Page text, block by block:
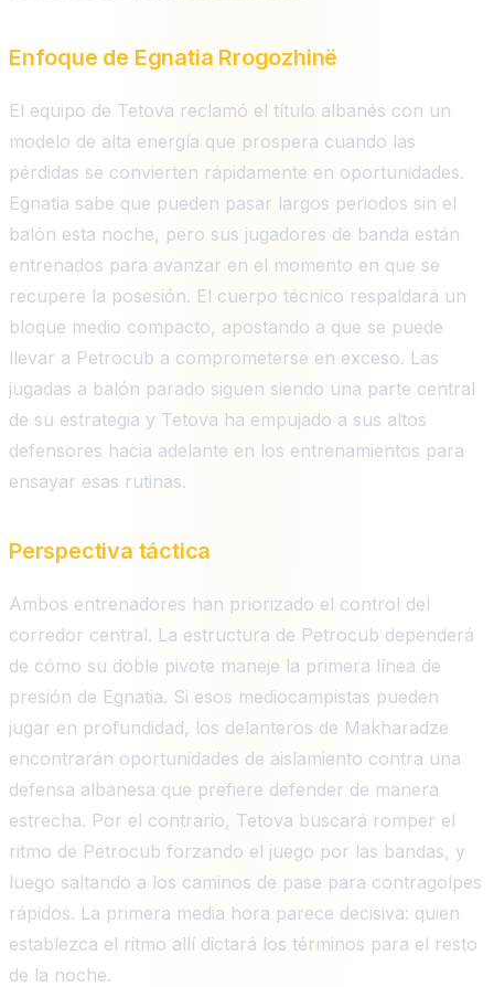
Enfoque de Egnatia Rrogozhinë
El equipo de Tetova reclamó el título albanés con un
modelo de alta energía que prospera cuando las
pérdidas se convierten rápidamente en oportunidades.
Egnatia sabe que pueden pasar largos periodos sin el
balón esta noche, pero sus jugadores de banda están
entrenados para avanzar en el momento en que se
recupere la posesión. El cuerpo técnico respaldará un
bloque medio compacto, apostando a que se puede
llevar a Petrocub a comprometerse en exceso. Las
jugadas a balón parado siguen siendo una parte central
de su estrategia y Tetova ha empujado a sus altos
defensores hacia adelante en los entrenamientos para
ensayar esas rutinas.
Perspectiva táctica
Ambos entrenadores han priorizado el control del
corredor central. La estructura de Petrocub dependerá
de cómo su doble pivote maneje la primera línea de
presión de Egnatia. Si esos mediocampistas pueden
jugar en profundidad, los delanteros de Makharadze
encontrarán oportunidades de aislamiento contra una
defensa albanesa que prefiere defender de manera
estrecha. Por el contrario, Tetova buscará romper el
ritmo de Petrocub forzando el juego por las bandas, y
luego saltando a los caminos de pase para contragolpes
rápidos. La primera media hora parece decisiva: quien
establezca el ritmo allí dictará los términos para el resto
de la noche.